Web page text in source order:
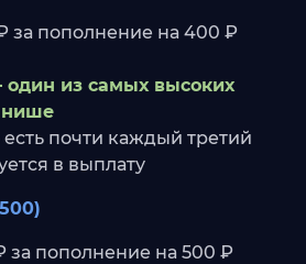
за пополнение на 400 ₽
один из самых высоких
нише
есть почти каждый третий
в выплату
за пополнение на 500 ₽